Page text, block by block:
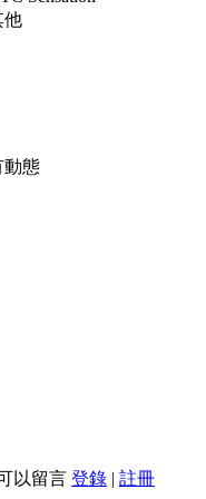
他
動態
以留言 登錄 | 註冊